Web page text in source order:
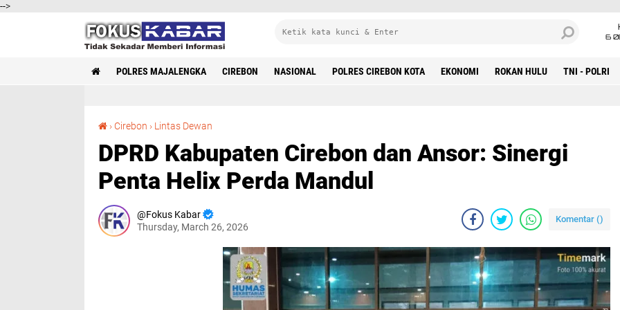
-->
6
POLRES MAJALENGKA CIREBON NASIONAL POLRES CIREBON KOTA EKONOMI ROKAN HULU TNI - POLRI
› Cirebon › Lintas Dewan
DPRD Kabupaten Cirebon dan Ansor: Sinergi
Penta Helix Perda Mandul
Fokus Kabar
Thursday, March 26, 2026
Komentar ()